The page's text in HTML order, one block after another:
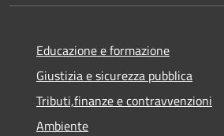
Educazione e formazione
Giustizia e sicurezza pubblica
Tributi,finanze e contravvenzioni
Ambiente